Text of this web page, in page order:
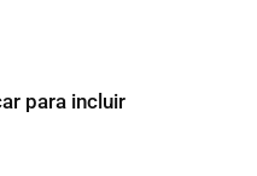
para incluir